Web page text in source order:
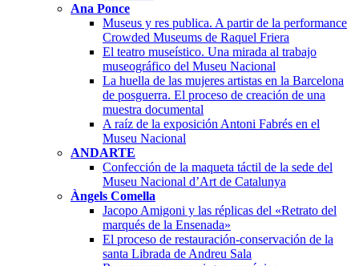
Ana Ponce
Museus y res publica. A partir de la performance
Crowded Museums de Raquel Friera
El teatro museístico. Una mirada al trabajo
museográfico del Museu Nacional
La huella de las mujeres artistas en la Barcelona
de posguerra. El proceso de creación de una
muestra documental
A raíz de la exposición Antoni Fabrés en el
Museu Nacional
ANDARTE
Confección de la maqueta táctil de la sede del
Museu Nacional d’Art de Catalunya
Àngels Comella
Jacopo Amigoni y las réplicas del «Retrato del
marqués de la Ensenada»
El proceso de restauración-conservación de la
santa Librada de Andreu Sala